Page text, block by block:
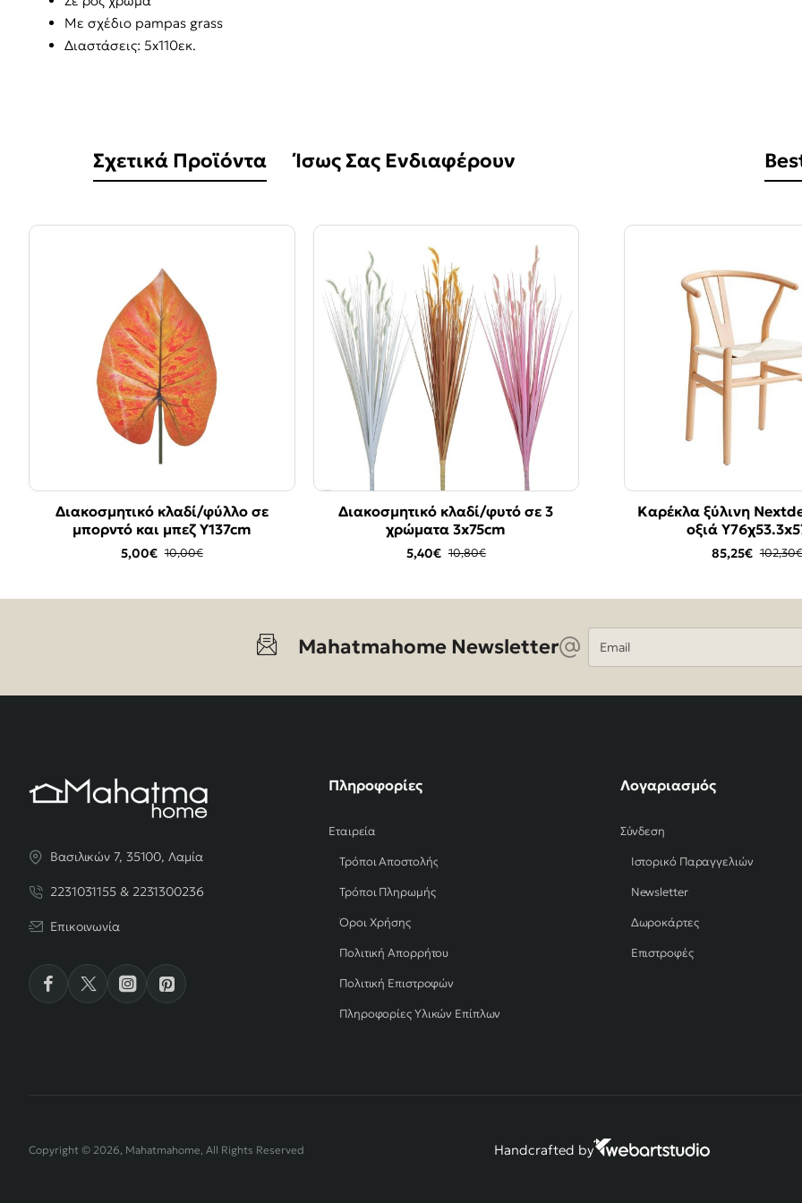
Με σχέδιο pampas grass
Διαστάσεις: 5x110εκ.
Σχετικά Προϊόντα Ίσως Σας Ενδιαφέρουν
-50%
Διακοσμητικό κλαδί/φύλλο σε
μπορντό και μπεζ Y137cm
5,00€ 10,00€
-50%
Διακοσμητικό κλαδί/φυτό σε 3
χρώματα 3x75cm
5,40€ 10,80€
Διακοσμητικό κλαδί/
μπορντό 3x75cm
5,00€ 10,00€
Καρέκλα ξύλινη
οξιά
85,25€ 102,30€
Mahatmahome Newsletter
Email
Βασιλικών 7, 35100, Λαμία
2231031155 & 2231300236
Επικοινωνία
Πληροφορίες
Εταιρεία
Τρόποι Αποστολής
Τρόποι Πληρωμής
Όροι Χρήσης
Πολιτική Απορρήτου
Πολιτική Επιστροφών
Πληροφορίες Υλικών Επίπλων
Λογαριασμός
Σύνδεση
Ιστορικό Παραγγελιών
Newsletter
Δωροκάρτες
Επιστροφές
Copyright © 2026, Mahatmahome, All Rights Reserved Handcrafted by